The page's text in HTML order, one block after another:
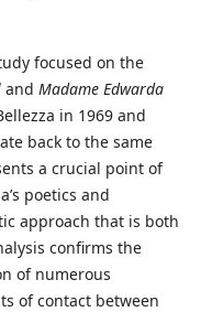
focused on the
and Madame Edwarda
in 1969 and
back to the same
a crucial point of
poetics and
approach that is both
confirms the
of numerous
of contact between